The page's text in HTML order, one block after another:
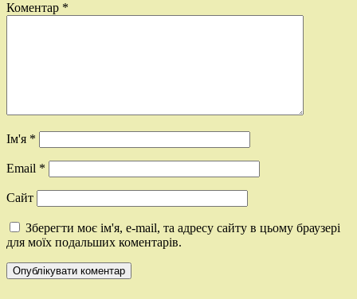
Коментар *
Ім'я *
Email *
Сайт
Зберегти моє ім'я, e-mail, та адресу сайту в цьому браузері
для моїх подальших коментарів.